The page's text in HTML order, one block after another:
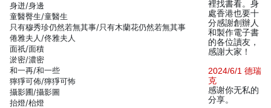
身迸/身邊
童醫臀生/童醫生
只有穆秀珍仍然若無其事/只有木蘭花仍然若無其事
倦雅夫人/佟雅夫人
面祇/面積
淤密/濃密
和一再/和一些
獰猙可佈/獰猙可怖
攝影圃/攝影圖
抬燈/枱燈
裡找書看。身
處香港也要十
分感謝創辦人
和製作電子書
的各位讀友，
感謝大家！
2024/6/1 德瑞
克
感谢你无私的
分享。